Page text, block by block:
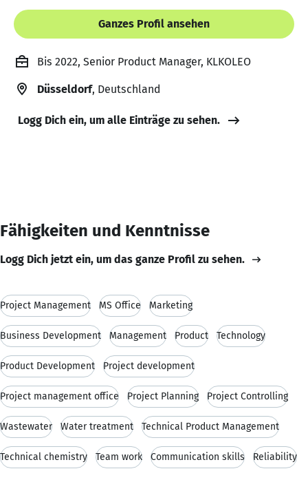
Ganzes Profil ansehen
Bis 2022, Senior Product Manager, KLKOLEO
Düsseldorf, Deutschland
Logg Dich ein, um alle Einträge zu sehen.
Fähigkeiten und Kenntnisse
Logg Dich jetzt ein, um das ganze Profil zu sehen.
Project Management MS Office Marketing
Business Development Management Product Technology
Product Development Project development
Project management office Project Planning Project Controlling
Wastewater Water treatment Technical Product Management
Technical chemistry Team work Communication skills Reliability